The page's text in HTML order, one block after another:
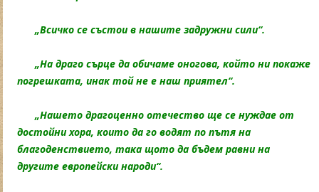
„Всичко се състои в нашите задружни сили“.
„На драго сърце да обичаме оногова, който ни покаже
погрешката, инак той не е наш приятел“.
„Нашето драгоценно отечество ще се нуждае от
достойни хора, които да го водят по пътя на
благоденствието, така щото да бъдем равни на
другите европейски народи“.